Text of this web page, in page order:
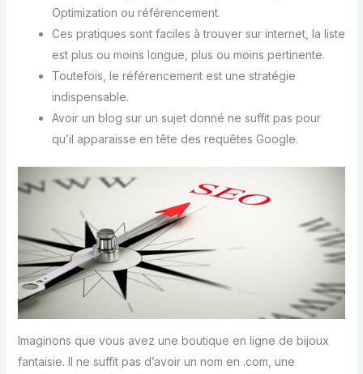
Optimization ou référencement.
Ces pratiques sont faciles à trouver sur internet, la liste
est plus ou moins longue, plus ou moins pertinente.
Toutefois, le référencement est une stratégie
indispensable.
Avoir un blog sur un sujet donné ne suffit pas pour
qu’il apparaisse en tête des requêtes Google.
Imaginons que vous avez une boutique en ligne de bijoux
fantaisie. Il ne suffit pas d’avoir un nom en .com, une